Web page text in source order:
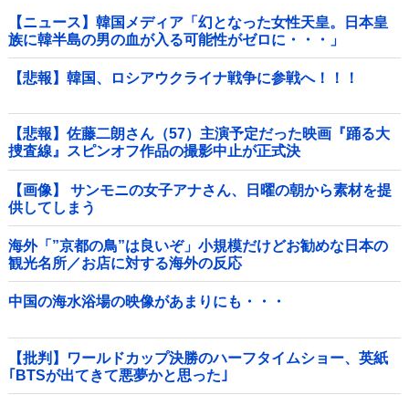
【ニュース】韓国メディア「幻となった女性天皇。日本皇
族に韓半島の男の血が入る可能性がゼロに・・・」
【悲報】韓国、ロシアウクライナ戦争に参戦へ！！！
【悲報】佐藤二朗さん（57）主演予定だった映画『踊る大
捜査線』スピンオフ作品の撮影中止が正式決
定・・・・・・・・・他
【画像】 サンモニの女子アナさん、日曜の朝から素材を提
供してしまう
海外「”京都の鳥”は良いぞ」小規模だけどお勧めな日本の
観光名所／お店に対する海外の反応
中国の海水浴場の映像があまりにも・・・
【批判】ワールドカップ決勝のハーフタイムショー、英紙
｢BTSが出てきて悪夢かと思った｣